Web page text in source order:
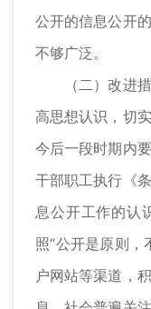
公开的信息公开
不够广泛。
（二）改进措
高思想认识，切
今后一段时期内
干部职工执行《
息公开工作的认
照“公开是原则，
户网站等渠道，